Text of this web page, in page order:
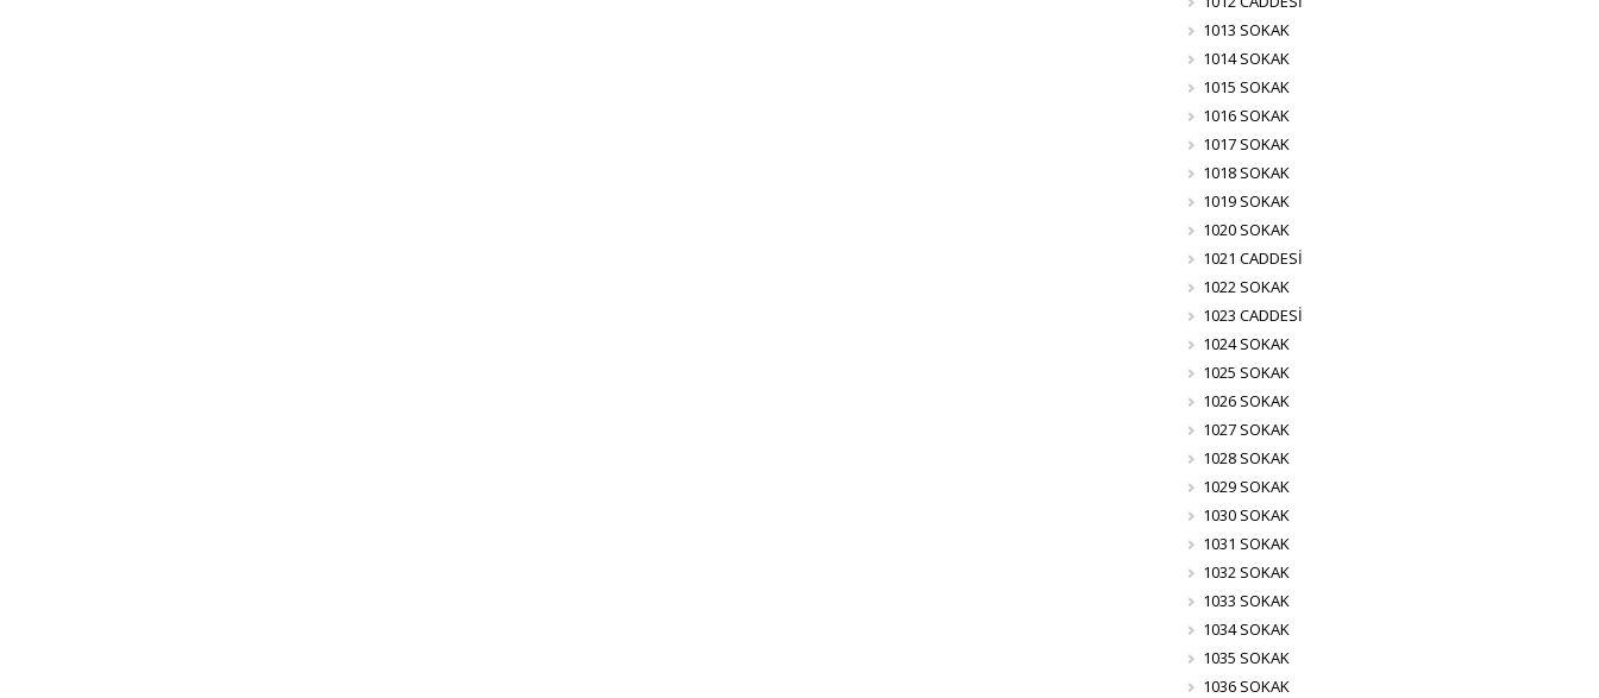
1013 SOKAK
1014 SOKAK
1015 SOKAK
1016 SOKAK
1017 SOKAK
1018 SOKAK
1019 SOKAK
1020 SOKAK
1021 CADDESİ
1022 SOKAK
1023 CADDESİ
1024 SOKAK
1025 SOKAK
1026 SOKAK
1027 SOKAK
1028 SOKAK
1029 SOKAK
1030 SOKAK
1031 SOKAK
1032 SOKAK
1033 SOKAK
1034 SOKAK
1035 SOKAK
1036 SOKAK